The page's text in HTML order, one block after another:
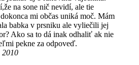
na sone nič nevidí, ale tie
mi občas uniká moč. Mám
babka v prsniku ale vyliečili jej
Ako sa to dá inak odhaliť ak nie
pekne za odpoveď.
2010